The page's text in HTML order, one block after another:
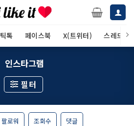
틱톡 페이스북 X(트위터) 스레드
인스타그램
필터
팔로워 조회수 댓글